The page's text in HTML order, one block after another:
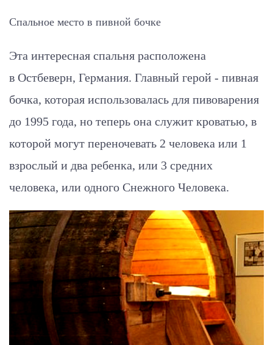
Спальное место в пивной бочке
Эта интересная спальня расположена
в Остбеверн, Германия. Главный герой - пивная
бочка, которая использовалась для пивоварения
до 1995 года, но теперь она служит кроватью, в
которой могут переночевать 2 человека или 1
взрослый и два ребенка, или 3 средних
человека, или одного Снежного Человека.